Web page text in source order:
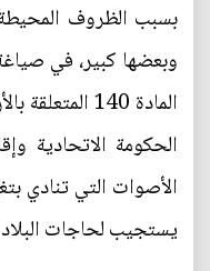
بسبب الظروف
وبعضها كبير، في
المادة 140
الحكومة الاتحادية
الأصوات التي تنادي
يستجيب لحاجات